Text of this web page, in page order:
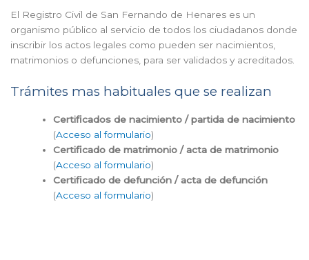
El Registro Civil de San Fernando de Henares es un
organismo público al servicio de todos los ciudadanos donde
inscribir los actos legales como pueden ser nacimientos,
matrimonios o defunciones, para ser validados y acreditados.
Trámites mas habituales que se realizan
Certificados de nacimiento / partida de nacimiento
(Acceso al formulario)
Certificado de matrimonio / acta de matrimonio
(Acceso al formulario)
Certificado de defunción / acta de defunción
(Acceso al formulario)